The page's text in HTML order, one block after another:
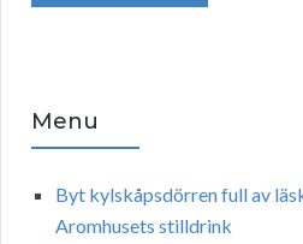
Menu
Byt kylskåpsdörren full av
Aromhusets stilldrink